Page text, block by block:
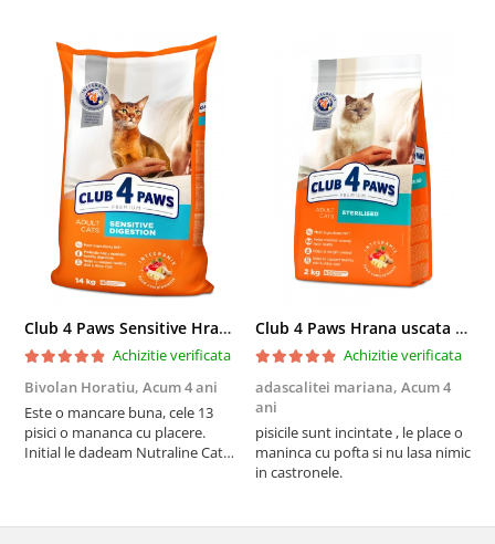
Club 4 Paws Sensitive Hrana uscata pisici adulte, 14kg
Achizitie verificata
Bivolan Horatiu, Acum 4 ani
Este o mancare buna, cele 13
pisici o mananca cu placere.
Initial le dadeam Nutraline Cat
nu o mananca cu placere. Eu
Club 4 Paws Hrana uscata pisici sterilizate, 2kg
Achizitie verificata
adascalitei mariana, Acum 4
ani
pisicile sunt incintate , le place o
maninca cu pofta si nu lasa nimic
in castronele.